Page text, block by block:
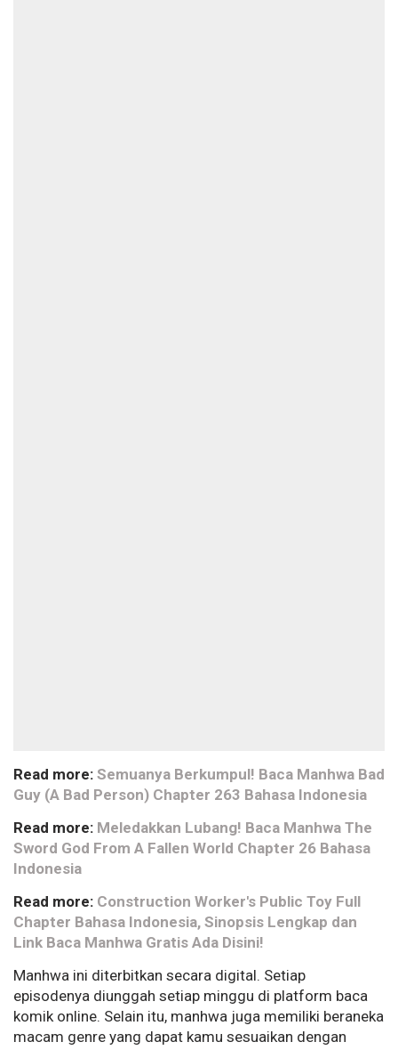
Read more: Semuanya Berkumpul! Baca Manhwa Bad
Guy (A Bad Person) Chapter 263 Bahasa Indonesia
Read more: Meledakkan Lubang! Baca Manhwa The
Sword God From A Fallen World Chapter 26 Bahasa
Indonesia
Read more: Construction Worker's Public Toy Full
Chapter Bahasa Indonesia, Sinopsis Lengkap dan
Link Baca Manhwa Gratis Ada Disini!
Manhwa ini diterbitkan secara digital. Setiap
episodenya diunggah setiap minggu di platform baca
komik online. Selain itu, manhwa juga memiliki beraneka
macam genre yang dapat kamu sesuaikan dengan